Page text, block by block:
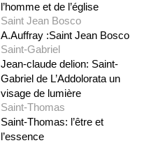
l’homme et de l’église
Saint Jean Bosco
A.Auffray :Saint Jean Bosco
Saint-Gabriel
Jean-claude delion: Saint-
Gabriel de L’Addolorata un
visage de lumière
Saint-Thomas
Saint-Thomas: l’être et
l’essence